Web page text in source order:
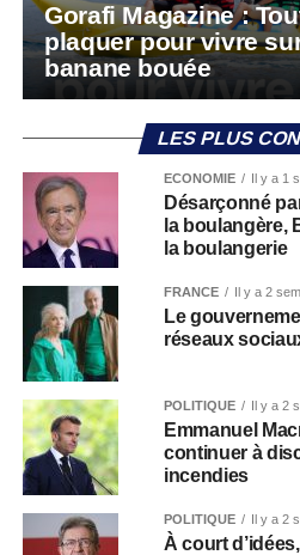
Gorafi Magazine :
plaquer pour vivre
banane bouée
LES PLUS
ECONOMIE Il y a 1
Désarçonné
la boulangère,
la boulangerie
FRANCE Il y a 2
Le
réseaux
POLITIQUE Il y a 2
Emmanuel
continuer à
incendies
POLITIQUE Il y a 2
À court